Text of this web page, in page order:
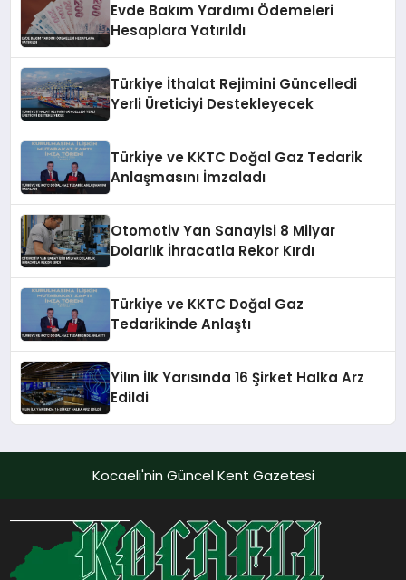
Evde Bakım Yardımı Ödemeleri
Hesaplara Yatırıldı
Türkiye İthalat Rejimini Güncelledi
Yerli Üreticiyi Destekleyecek
Türkiye ve KKTC Doğal Gaz Tedarik
Anlaşmasını İmzaladı
Otomotiv Yan Sanayisi 8 Milyar
Dolarlık İhracatla Rekor Kırdı
Türkiye ve KKTC Doğal Gaz
Tedarikinde Anlaştı
Yilın İlk Yarısında 16 Şirket Halka Arz
Edildi
Kocaeli'nin Güncel Kent Gazetesi